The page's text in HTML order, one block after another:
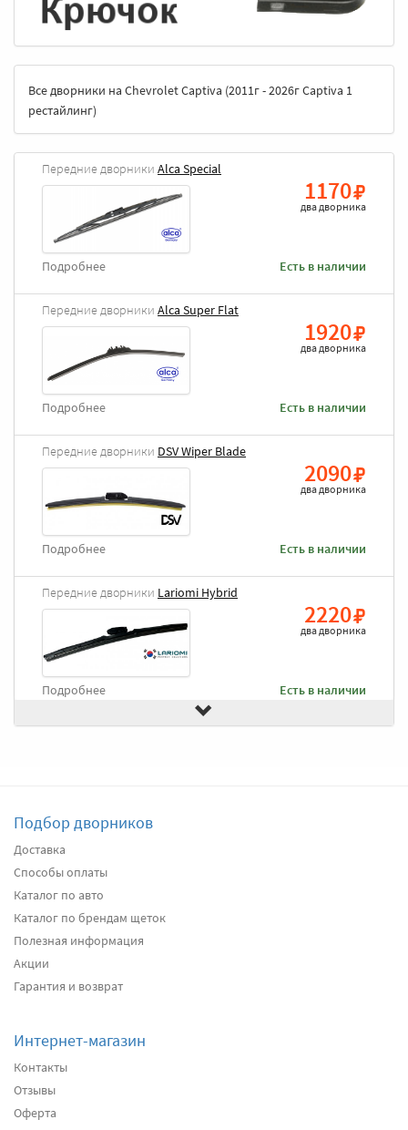
Все дворники на Chevrolet Captiva (2011г - 2026г Captiva 1
рестайлинг)
Передние дворники Alca Special
1170
два дворника
Есть в наличии
Подробнее
Передние дворники Alca Super Flat
1920
два дворника
Есть в наличии
Подробнее
Передние дворники DSV Wiper Blade
2090
два дворника
Есть в наличии
Подробнее
Передние дворники Lariomi Hybrid
2220
два дворника
Есть в наличии
Подробнее
Подробнее
Передние дворники
Подробнее
Подробнее
Подбор дворников
Доставка
Способы оплаты
Каталог по авто
Каталог по брендам щеток
Полезная информация
Акции
Гарантия и возврат
Интернет-магазин
Контакты
Отзывы
Оферта